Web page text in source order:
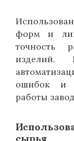
форм и
точность
изделий.
ошибок и
работы
сырья